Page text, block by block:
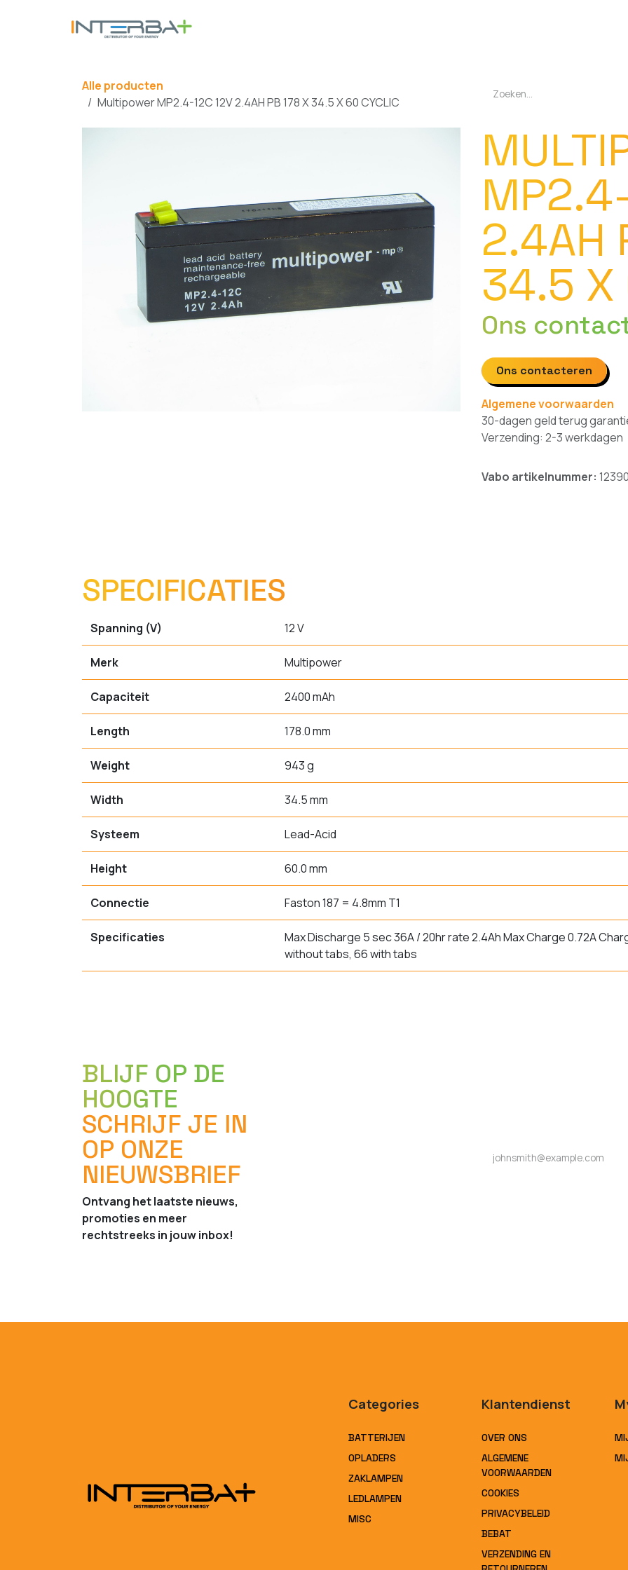
Alle producten
Multipower MP2.4-12C 12V 2.4AH PB 178 X 34.5 X 60 CYCLIC
2.4AH
34.5 X
Ons
Ons contacteren
Algemene voorwaarden
30-dagen geld terug
Verzending: 2-3 werkdagen
Vabo artikelnummer: 12390
SPECIFICATIES
Spanning (V) 12 V
Merk Multipower
Capaciteit 2400 mAh
Length 178.0 mm
Weight 943 g
Width 34.5 mm
Systeem Lead-Acid
Height 60.0 mm
Connectie Faston 187 = 4.8mm T1
Specificaties
Max Discharge 5 sec 36A / 20hr rate 2.4Ah Max Charge 0.72A
without tabs, 66 with tabs
BLIJF OP DE
HOOGTE
SCHRIJF JE IN
OP ONZE
NIEUWSBRIEF
Ontvang het laatste nieuws,
promoties en meer
rechtstreeks in jouw inbox!
Categories
BATTERIJEN
OPLADERS
ZAKLAMPEN
LEDLAMPEN
MISC
Klantendienst
OVER ONS
ALGEMENE
VOORWAARDEN
COOKIES
PRIVACYBELEID
BEBAT
VERZENDING EN